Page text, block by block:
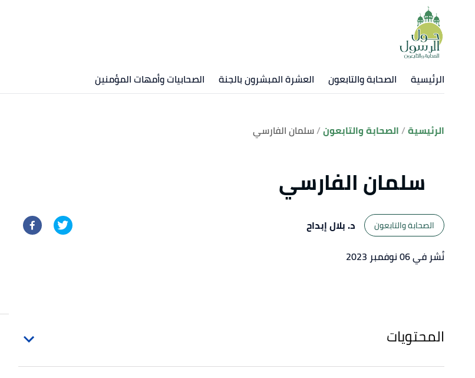
الرئيسية الصحابة والتابعون العشرة المبشرون بالجنة الصحابيات وأمهات المؤمنين
الرئيسية الصحابة والتابعون سلمان الفارسي
سلمان الفارسي
الصحابة والتابعون
د. بلال إبداح
نُشر في 06 نوفمبر 2023
المحتويات